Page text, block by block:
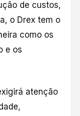
de custos,
o Drex tem o
como os
e os
atenção